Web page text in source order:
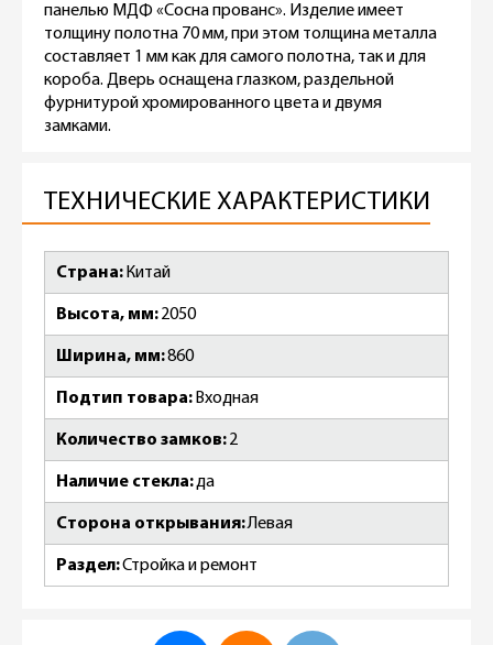
панелью МДФ «Сосна прованс». Изделие имеет
толщину полотна 70 мм, при этом толщина металла
составляет 1 мм как для самого полотна, так и для
короба. Дверь оснащена глазком, раздельной
фурнитурой хромированного цвета и двумя
замками.
ТЕХНИЧЕСКИЕ ХАРАКТЕРИСТИКИ
Страна Китай
Высота, мм 2050
Ширина, мм860
Подтип товара Входная
Количество замков 2
Наличие стеклада
Сторона открыванияЛевая
РазделСтройка и ремонт